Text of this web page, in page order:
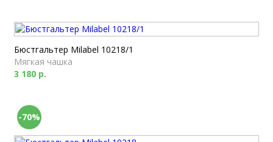
Бюстгальтер Milabel 10218/1
Мягкая чашка
3 180 р.
-70%